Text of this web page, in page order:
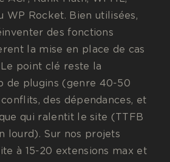
WP Rocket. Bien utilisées,
des fonctions
la mise en place de cas
point clé reste la
de plugins (genre 40-50
des dépendances, et
qui ralentit le site (TTFB
lourd). Sur nos projets
à 15-20 extensions max et